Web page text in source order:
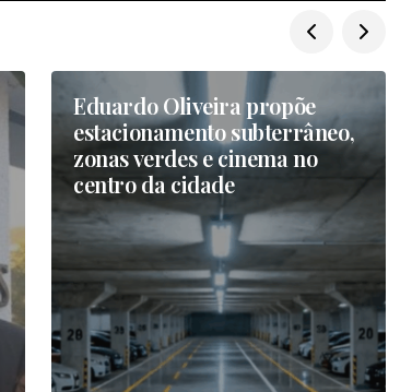
Eduardo Oliveira propõe
estacionamento subterrâneo,
zonas verdes e cinema no
centro da cidade